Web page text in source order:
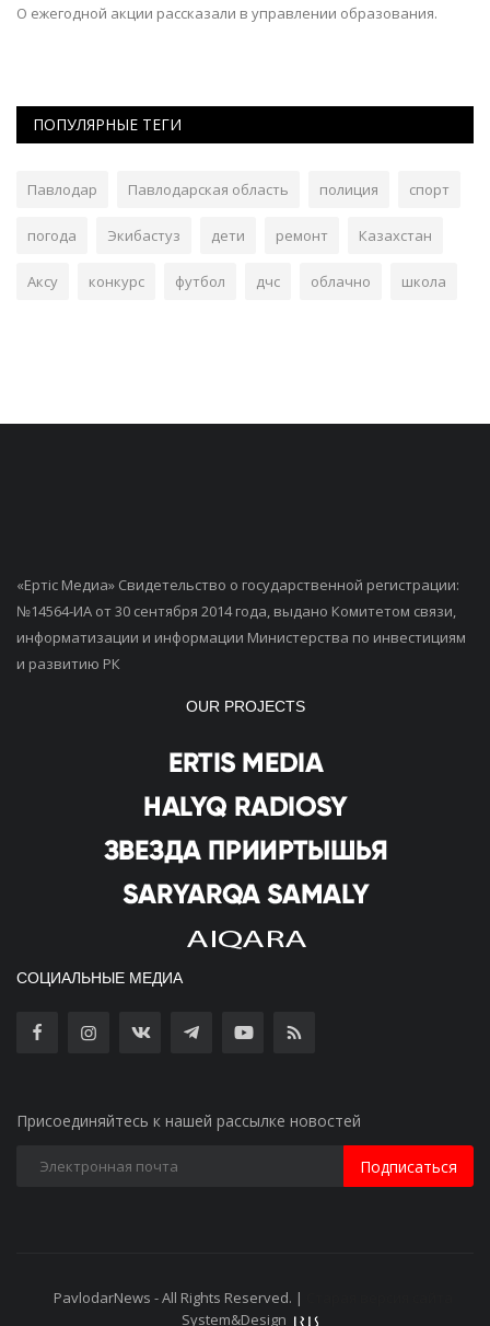
О ежегодной акции рассказали в управлении образования.
ПОПУЛЯРНЫЕ ТЕГИ
Павлодар Павлодарская область полиция спорт
погода Экибастуз дети ремонт Казахстан
Аксу конкурс футбол дчс облачно школа
«Ертiс Медиа» Свидетельство о государственной регистрации:
№14564-ИА от 30 сентября 2014 года, выдано Комитетом связи,
информатизации и информации Министерства по инвестициям
и развитию РК
OUR PROJECTS
СОЦИАЛЬНЫЕ МЕДИА
Присоединяйтесь к нашей рассылке новостей
Подписаться
PavlodarNews - All Rights Reserved. |
System&Design